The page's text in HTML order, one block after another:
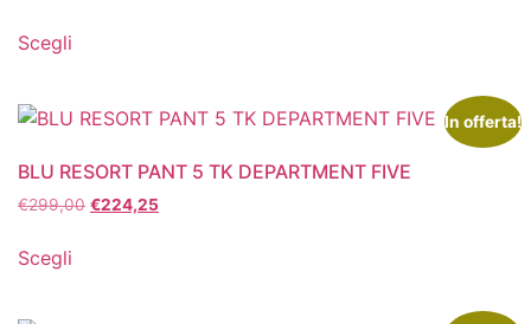
Scegli
In offerta!
BLU RESORT PANT 5 TK DEPARTMENT FIVE
€299,00 €224,25
Scegli